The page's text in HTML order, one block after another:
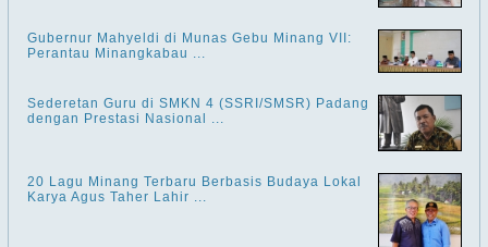
Gubernur Mahyeldi di Munas Gebu Minang VII:
Perantau Minangkabau ...
Sederetan Guru di SMKN 4 (SSRI/SMSR) Padang
dengan Prestasi Nasional ...
20 Lagu Minang Terbaru Berbasis Budaya Lokal
Karya Agus Taher Lahir ...